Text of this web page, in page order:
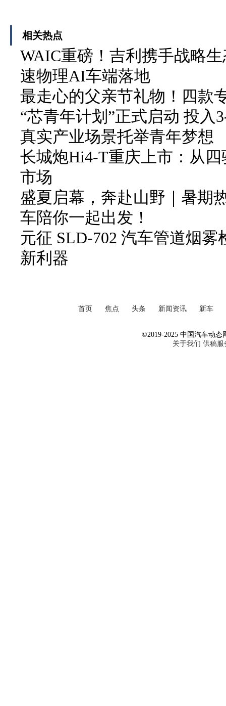
相关热点
WAIC重磅！吉利携手战略
速物理AI车端落地
最走心的父亲节礼物！四款
“芯青年计划”正式启动 投入
真实产业场景托举青年梦想
长城炮Hi4-T重庆上市：从
市场
盛夏启幕，奔赴山野｜暑期
车陪你一起出发！
元征 SLD-702 汽车管道烟
新利器
首页 焦点 头条 新闻资讯 新车
©2019-2025 中国汽车动态
关于我们 供稿服